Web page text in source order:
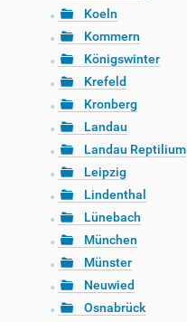
Koeln
Kommern
Königswinter
Krefeld
Kronberg
Landau
Landau Reptilium
Leipzig
Lindenthal
Lünebach
München
Münster
Neuwied
Osnabrück